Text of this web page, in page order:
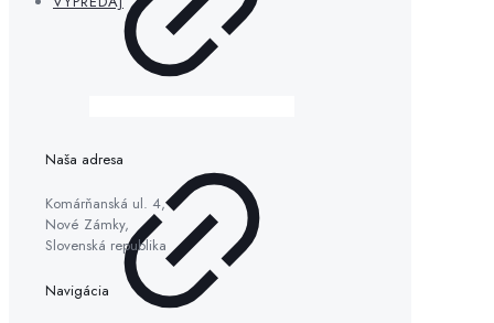
Naša adresa
Komárňanská ul. 4,
Nové Zámky,
Slovenská republika
Navigácia